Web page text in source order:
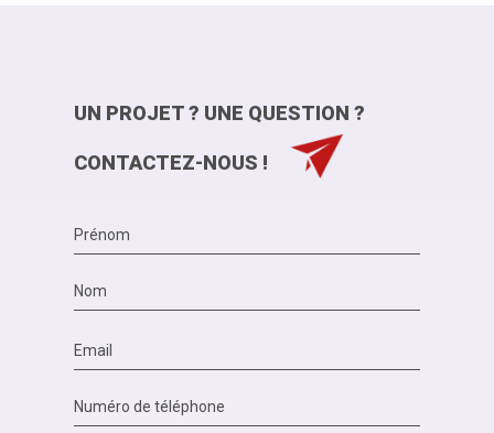
UN PROJET ? UNE QUESTION ?
CONTACTEZ-NOUS !